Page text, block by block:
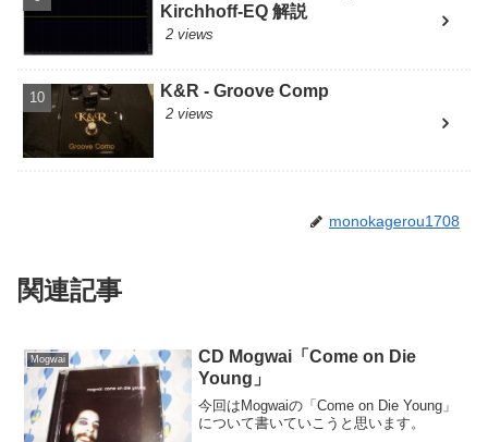
Kirchhoff-EQ 解説
2 views
K&R - Groove Comp
2 views
monokagerou1708
関連記事
Mogwai
CD Mogwai「Come on Die
Young」
今回はMogwaiの「Come on Die Young」
について書いていこうと思います。